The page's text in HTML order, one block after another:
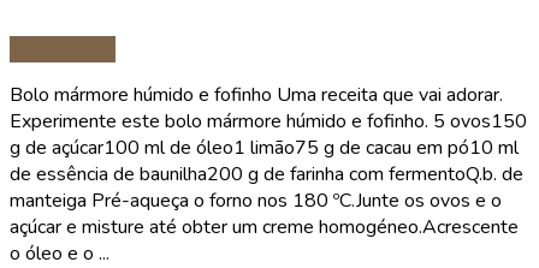
Bolo mármore húmido e fofinho Uma receita que vai adorar.
Experimente este bolo mármore húmido e fofinho. 5 ovos150
g de açúcar100 ml de óleo1 limão75 g de cacau em pó10 ml
de essência de baunilha200 g de farinha com fermentoQ.b. de
manteiga Pré-aqueça o forno nos 180 ºC.Junte os ovos e o
açúcar e misture até obter um creme homogéneo.Acrescente
o óleo e o ...